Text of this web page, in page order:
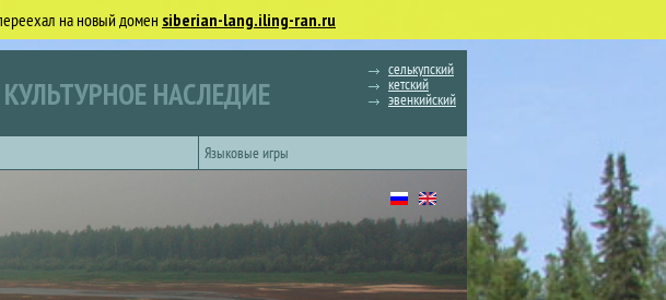
на новый домен siberian-lang.iling-ran.ru
НАСЛЕДИЕ
селькупский
кетский
эвенкийский
Языковые игры